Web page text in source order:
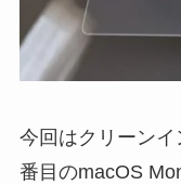
今回はクリーン
番目のmacOS